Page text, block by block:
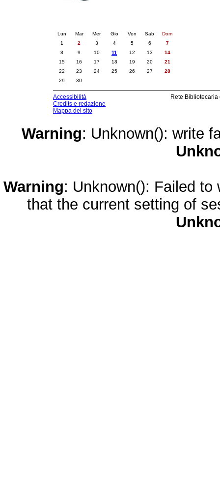
Lun Mar Mer Gio Ven Sab
Dom
1
2 3 4 5 6
7
8
9 10 11 12 13
14
15
16 17 18 19 20
21
22
23 24 25 26 27
28
29
30
Accessibilità
Credits e redazione
Mappa del sito
Rete
Warning: Unknown(): write
Warning: Unknown(): Failed
that the current setting of